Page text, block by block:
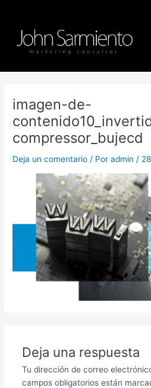
contenido
imagen-de-
compressor_bujecd
Deja un comentario / Poradmin /
Deja una respuesta
Tu dirección de correo
campos obligatorios están